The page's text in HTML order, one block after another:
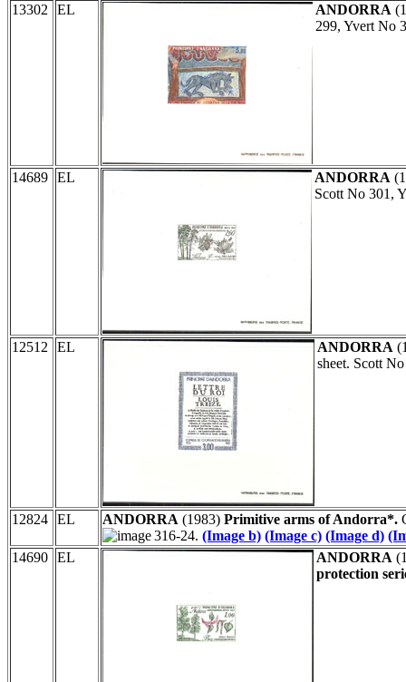
13302 EL ANDORRA
299, Yvert No
14689 EL ANDORRA
Scott No 301,
12512 EL ANDORRA
sheet. Scott
12824 EL ANDORRA (1983) Primitive arms of Andorra*.
316-24. (Image b) (Image c) (Image d)
14690 EL ANDORRA
protection